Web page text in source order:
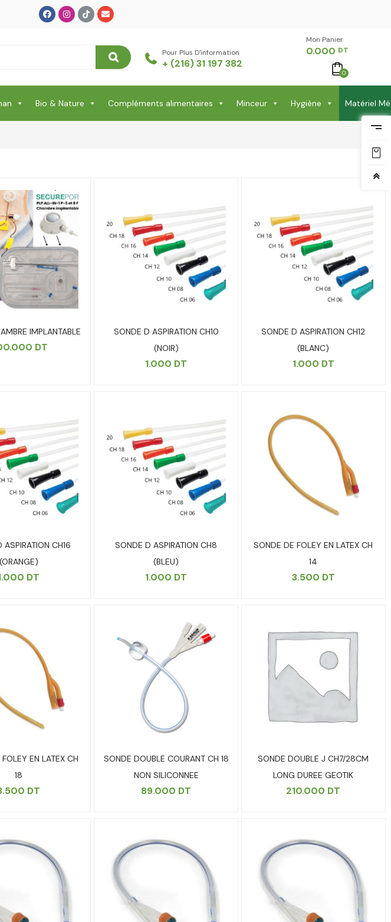
Pour Plus D'information
+ (216) 31 197 382
Mon Panier -
0.000 DT
0
Bio & Nature Compléments alimentaires Minceur Hygiène Matériel
IMPLANTABLE
DT
SONDE D ASPIRATION CH10
(NOIR)
1.000 DT
SONDE D ASPIRATION CH12
(BLANC)
1.000 DT
ASPIRATION CH16
(ORANGE)
DT
SONDE D ASPIRATION CH8
(BLEU)
1.000 DT
SONDE DE FOLEY EN LATEX CH
14
3.500 DT
EN LATEX CH
18
DT
SONDE DOUBLE COURANT CH 18
NON SILICONNEE
89.000 DT
SONDE DOUBLE J CH7/28CM
LONG DUREE GEOTIK
210.000 DT